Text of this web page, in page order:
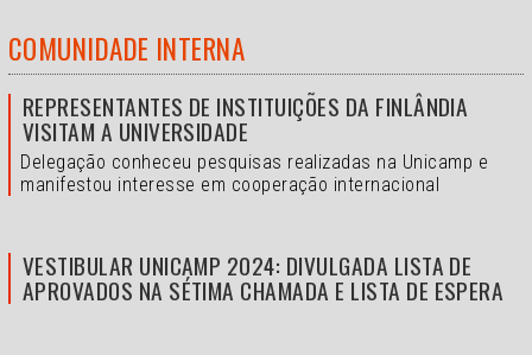
COMUNIDADE INTERNA
REPRESENTANTES DE INSTITUIÇÕES DA FINLÂNDIA
VISITAM A UNIVERSIDADE
Delegação conheceu pesquisas realizadas na Unicamp e
manifestou interesse em cooperação internacional
VESTIBULAR UNICAMP 2024: DIVULGADA LISTA DE
APROVADOS NA SÉTIMA CHAMADA E LISTA DE ESPERA